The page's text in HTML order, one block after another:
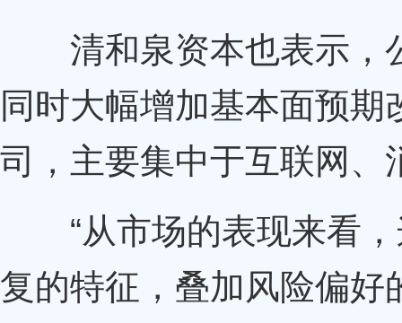
清和泉资本也表示，
同时大幅增加基本面预
司，主要集中于互联网、
“从市场的表现来看，
复的特征，叠加风险偏好